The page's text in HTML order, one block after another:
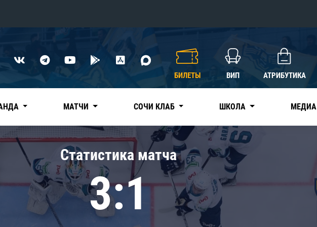
Нефтехимик
Дивизион Чернышева
Авангард
Адмирал
КХЛ
БИЛЕТЫ ВИП АТРИБУТИКА
МАТЧИ СОЧИ КЛАБ ШКОЛА МЕДИА
Статистика матча
3:1